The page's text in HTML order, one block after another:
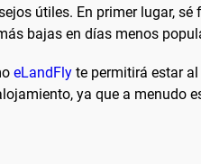
útiles. En primer lugar,
bajas en días menos
eLandFly te permitirá estar
ya que a menudo